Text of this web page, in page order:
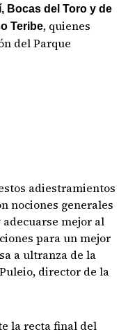
Bocas del Toro y de
Teribe, quienes
del Parque
adiestramientos
nociones generales
mejor al
para un mejor
a ultranza de la
director de la
la recta final del